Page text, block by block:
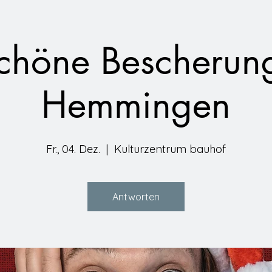
Hemmingen
Fr., 04. Dez.
  |
Kulturzentrum bauhof
Antworten